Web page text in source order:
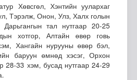
Хөвсгөл, Хэнтийн уулархаг
Тэрэлж, Онон, Улз, Халх голын
тал нутгаар 20-25
хотгор, Алтайн өвөр говь
Хангайн нурууны өвөр бэл,
баруун өмнөд хэсэг, Орхон
28-33 хэм, бусад нутгаар 24-29